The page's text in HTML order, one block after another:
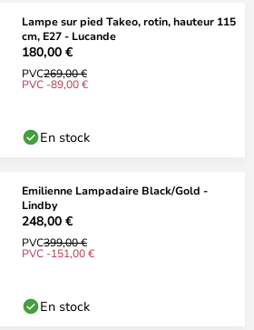
Lampe sur pied Takeo, rotin, hauteur 115
cm, E27 - Lucande
180,00 €
PVC269,00 €
PVC -89,00 €
En stock
Emilienne Lampadaire Black/Gold -
Lindby
248,00 €
PVC399,00 €
PVC -151,00 €
En stock